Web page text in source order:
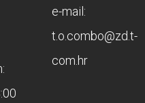
e-mail:
t.o.combo@zd.t-
com.hr